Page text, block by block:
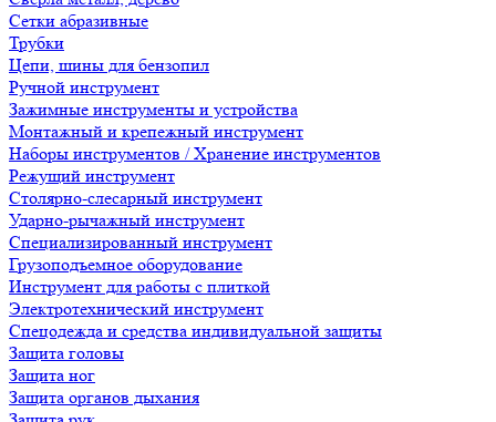
Сетки абразивные
Трубки
Цепи, шины для бензопил
Ручной инструмент
Зажимные инструменты и устройства
Монтажный и крепежный инструмент
Наборы инструментов / Хранение инструментов
Режущий инструмент
Столярно-слесарный инструмент
Ударно-рычажный инструмент
Специализированный инструмент
Грузоподъемное оборудование
Инструмент для работы с плиткой
Электротехнический инструмент
Спецодежда и средства индивидуальной защиты
Защита головы
Защита ног
Защита органов дыхания